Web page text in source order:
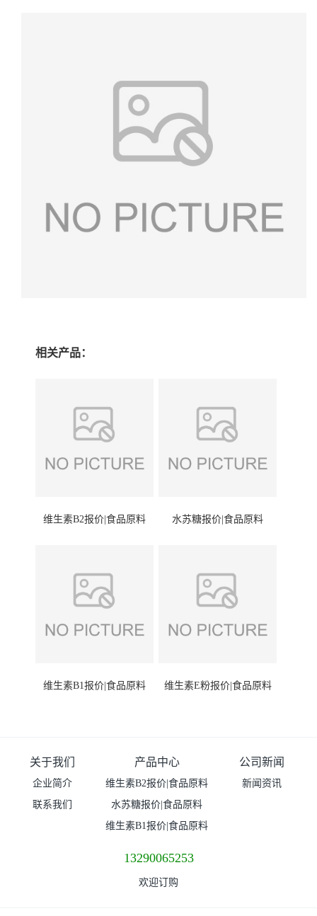
相关产品：
维生素B2报价|食品原料 水苏糖报价|食品原料
维生素B1报价|食品原料 维生素E粉报价|食品原料
关于我们
企业简介
联系我们
产品中心
维生素B2报价|食品原料
水苏糖报价|食品原料
维生素B1报价|食品原料
公司新闻
新闻资讯
13290065253
欢迎订购